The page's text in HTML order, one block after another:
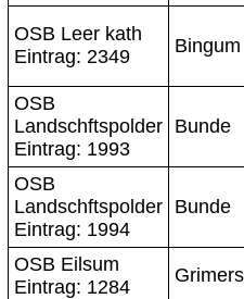
OSB Leer kath
Eintrag: 2349
Bingum
OSB
Landschftspolder
Eintrag: 1993
Bunde
OSB
Landschftspolder
Eintrag: 1994
Bunde
OSB Eilsum
Eintrag: 1284